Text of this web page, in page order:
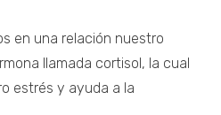
en una relación nuestro
llamada cortisol, la cual
estrés y ayuda a la